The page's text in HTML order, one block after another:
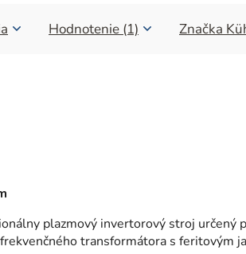
Hodnotenie (1) Značka
plazmový invertorový stroj určený
transformátora s feritovým